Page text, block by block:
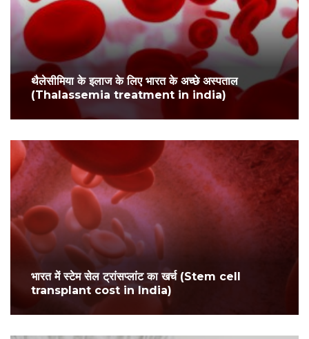
थैलेसीमिया के इलाज के लिए भारत के अच्छे अस्पताल
(Thalassemia treatment in india)
भारत में स्टेम सेल ट्रांसप्लांट का खर्च (Stem cell
transplant cost in India)